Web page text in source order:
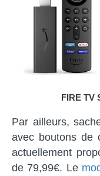
FIRE TV
Par ailleurs,
avec boutons de
actuellement
de 79,99€. Le